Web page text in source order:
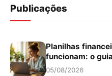
Publicações
Planilhas
funcionam: o
05/08/2026